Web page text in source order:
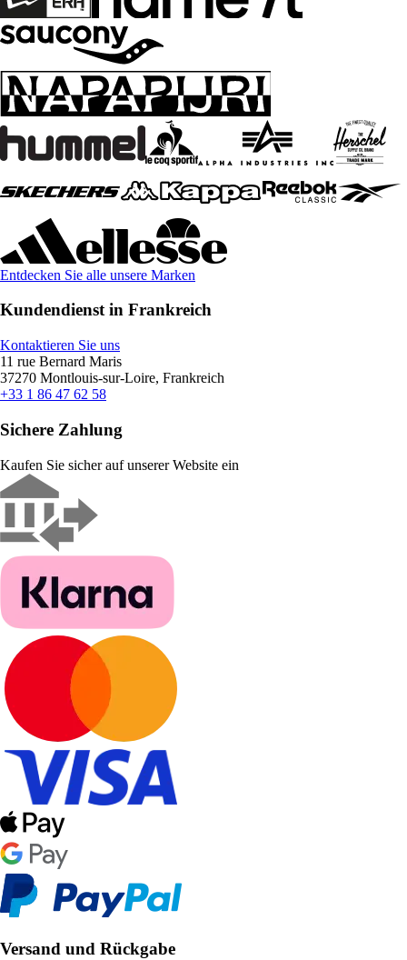
Entdecken Sie alle unsere Marken
Kundendienst in Frankreich
Kontaktieren Sie uns
11 rue Bernard Maris
37270 Montlouis-sur-Loire, Frankreich
+33 1 86 47 62 58
Sichere Zahlung
Kaufen Sie sicher auf unserer Website ein
Versand und Rückgabe